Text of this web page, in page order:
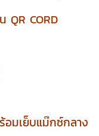
QR CORD
มเย็บแม๊กซ์กลาง